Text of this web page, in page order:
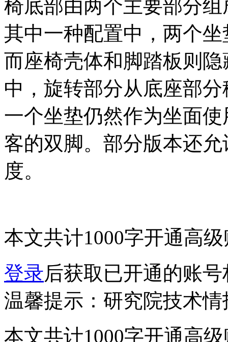
椅底部由两个主要部分
其中一种配置中，两个
而座椅壳体和脚踏板则
中，旋转部分从底座部
一个坐垫仍然作为坐面
客的双脚。部分版本还
度。
本文共计1000字开通高
登录后获取已开通的账号
温馨提示：研究院技术
本文共计1000字开通高